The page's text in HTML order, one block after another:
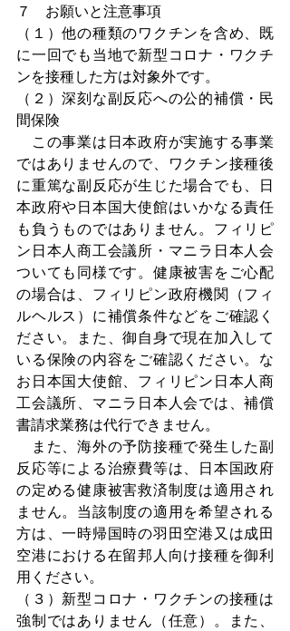
７　お願いと注意事項
（１）他の種類のワクチンを含め、既
に一回でも当地で新型コロナ・ワクチ
ンを接種した方は対象外です。
（２）深刻な副反応への公的補償・民
間保険
この事業は日本政府が実施する事業
ではありませんので、ワクチン接種後
に重篤な副反応が生じた場合でも、日
本政府や日本国大使館はいかなる責任
も負うものではありません。フィリピ
ン日本人商工会議所・マニラ日本人会
ついても同様です。健康被害をご心配
の場合は、フィリピン政府機関（フィ
ルヘルス）に補償条件などをご確認く
ださい。また、御自身で現在加入して
いる保険の内容をご確認ください。な
お日本国大使館、フィリピン日本人商
工会議所、マニラ日本人会では、補償
書請求業務は代行できません。
また、海外の予防接種で発生した副
反応等による治療費等は、日本国政府
の定める健康被害救済制度は適用され
ません。当該制度の適用を希望される
方は、一時帰国時の羽田空港又は成田
空港における在留邦人向け接種を御利
用ください。
（３）新型コロナ・ワクチンの接種は
強制ではありません（任意）。また、